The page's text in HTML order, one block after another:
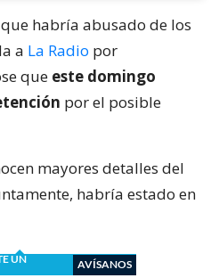
habría abusado de los
a La Radio por
que este domingo
por el posible
mayores detalles del
habría estado en
UN
AVÍSANOS